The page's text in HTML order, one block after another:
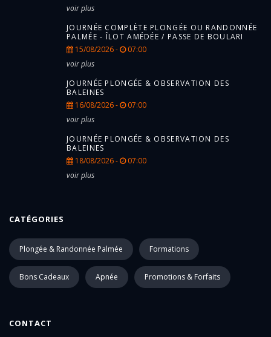
voir plus
JOURNÉE COMPLÈTE PLONGÉE OU RANDONNÉE
PALMÉE - ÎLOT AMÉDÉE / PASSE DE BOULARI
15/08/2026 -
07:00
voir plus
JOURNÉE PLONGÉE & OBSERVATION DES
BALEINES
16/08/2026 -
07:00
voir plus
JOURNÉE PLONGÉE & OBSERVATION DES
BALEINES
18/08/2026 -
07:00
voir plus
CATÉGORIES
Plongée & Randonnée Palmée Formations
Bons Cadeaux Apnée Promotions & Forfaits
CONTACT